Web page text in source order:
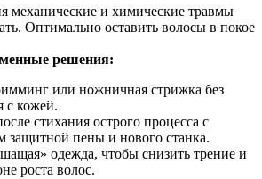
механические и химические травмы
Оптимально оставить волосы в покое
решения:
или ножничная стрижка без
с кожей.
стихания острого процесса с
защитной пены и нового станка.
одежда, чтобы снизить трение и
роста волос.